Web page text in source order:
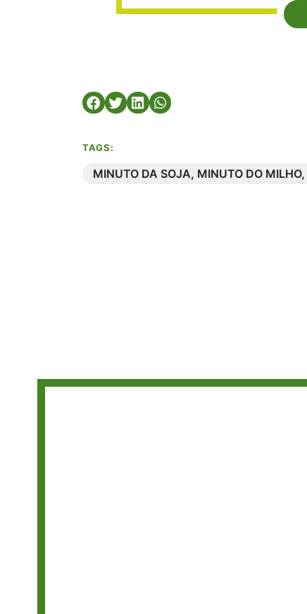
TAGS:
MINUTO DA SOJA, MINUTO DO MILHO,